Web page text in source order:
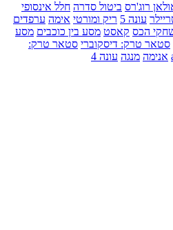
רוג'רס ביטול סדרה חלל אינסופי
עונה 5 ריק ומורטי אימה ערפדים
הכס קאסט מסע בין כוכבים מסע
סטאר טרק: דיסקוברי סטאר טרק:
אנימה מנגה עונה 4